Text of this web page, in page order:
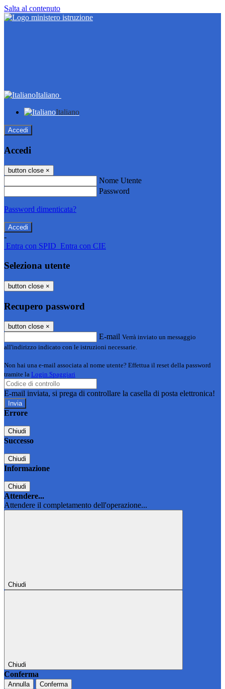
Salta al contenuto
Italiano
Italiano
Accedi
Accedi
button close ×
Nome Utente
Password
Password dimenticata?
-
Entra con SPID Entra con CIE
Seleziona utente
button close ×
Recupero password
button close ×
E-mail Verrà inviato un messaggio
all'indirizzo indicato con le istruzioni necessarie.
Non hai una e-mail associata al nome utente? Effettua il reset della password
tramite la Login Spaggiari
E-mail inviata, si prega di controllare la casella di posta elettronica!
Errore
Chiudi
Successo
Chiudi
Informazione
Chiudi
Attendere...
Attendere il completamento dell'operazione...
Chiudi
Chiudi
Conferma
Annulla Conferma